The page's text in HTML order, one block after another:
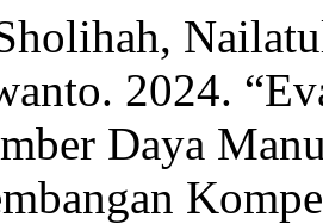
2024.
Daya